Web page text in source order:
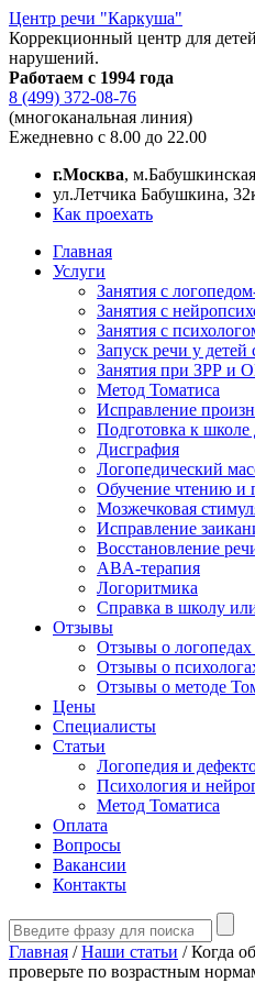
Центр речи "Каркуша"
Коррекционный центр для
нарушений.
Работаем с 1994 года
8 (499) 372-08-76
(многоканальная линия)
Ежедневно с 8.00 до 22.00
г.Москва,
ул.Летчика Бабушкина,
Как проехать
Главная
Услуги
Занятия с
Занятия с
Занятия с
Запуск речи у детей
Занятия при ЗРР и
Метод Томатиса
Исправление
Подготовка к школе
Дисграфия
Логопедический
Обучение чтению и
Мозжечковая
Исправление
Восстановление
ABA-терапия
Логоритмика
Справка в школу
Отзывы
Отзывы о логопедах
Отзывы о
Отзывы о методе
Цены
Специалисты
Статьи
Логопедия и
Психология и
Метод Томатиса
Оплата
Вопросы
Вакансии
Контакты
Главная / Наши статьи / Когда
проверьте по возрастным